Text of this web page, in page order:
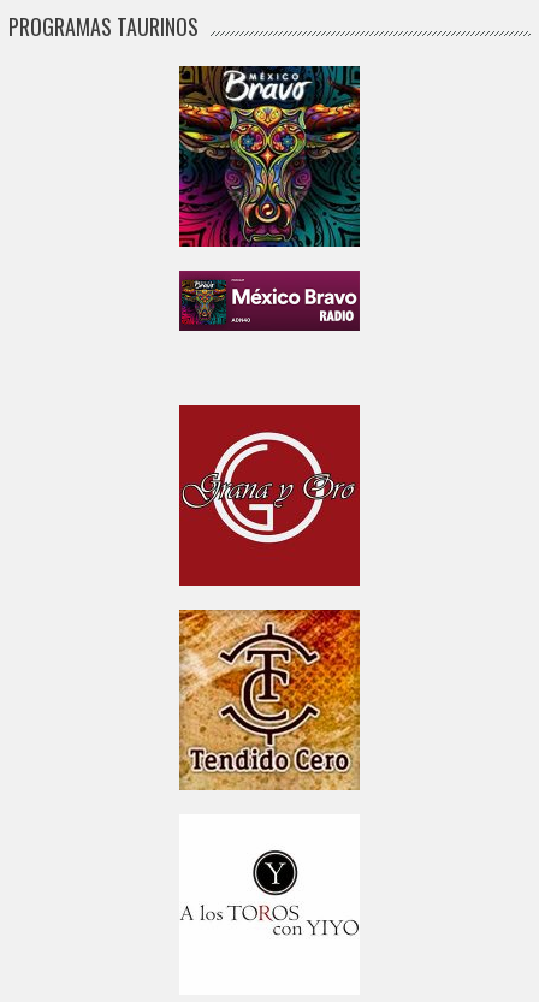
PROGRAMAS TAURINOS